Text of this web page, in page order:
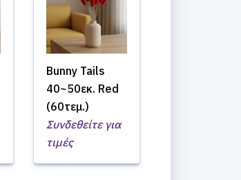
Bunny Tails
40~50εκ. Red
(60τεμ.)
Συνδεθείτε για
τιμές